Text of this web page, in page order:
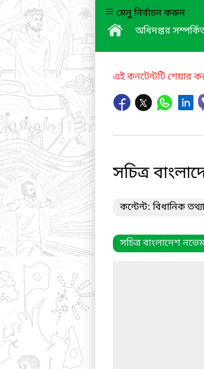
মেনু নির্বাচন করুন
অধিদপ্তর
এই কনটেন্টটি শেয়ার
সচিত্র
কন্টেন্ট: বিধানিক
সচিত্র বাংলাদেশ